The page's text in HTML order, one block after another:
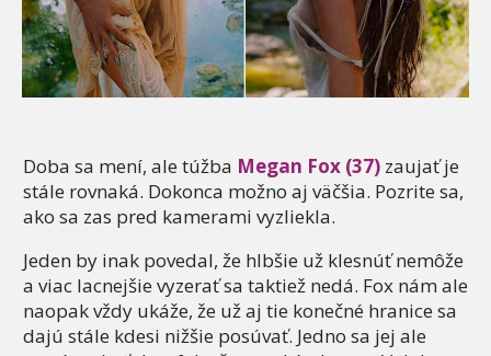
Doba sa mení, ale túžba Megan Fox (37) zaujať je
stále rovnaká. Dokonca možno aj väčšia. Pozrite sa,
ako sa zas pred kamerami vyzliekla.
Jeden by inak povedal, že hlbšie už klesnúť nemôže
a viac lacnejšie vyzerať sa taktiež nedá. Fox nám ale
naopak vždy ukáže, že už aj tie konečné hranice sa
dajú stále kdesi nižšie posúvať. Jedno sa jej ale